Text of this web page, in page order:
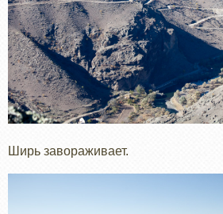
Ширь завораживает.